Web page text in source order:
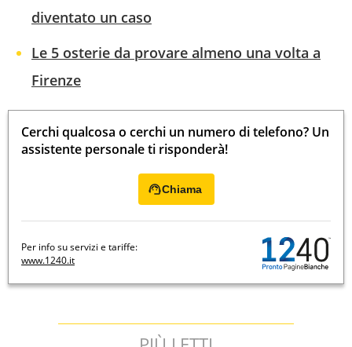
diventato un caso
Le 5 osterie da provare almeno una volta a
Firenze
Cerchi qualcosa o cerchi un numero di telefono? Un
assistente personale ti risponderà!
Chiama
Per info su servizi e tariffe:
www.1240.it